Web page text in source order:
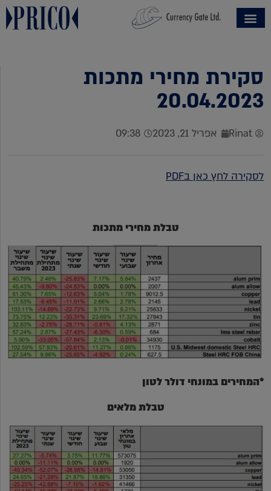
סקירת מחירי מתכות
20.04.2023
Rinat אפריל 21, 2023 09:38
לסקירה לחץ כאן בPDF
טבלת מחירי מתכות
*המחירים במונחי דולר לטון
טבלת מלאים